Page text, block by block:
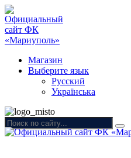
Магазин
Выберите язык
Русский
Українська